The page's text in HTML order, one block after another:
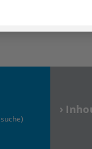
für Fort-
›